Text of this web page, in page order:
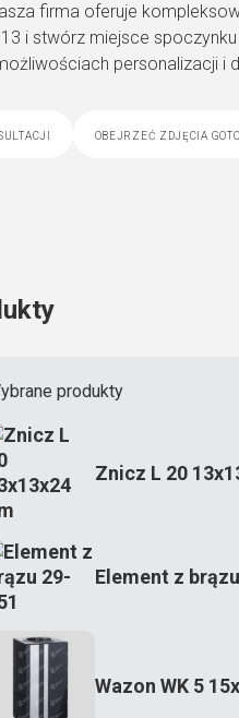
firma oferuje
i stwórz miejsce spoczynku
personalizacji i
obejrzeć zdjęcia
produkty
Znicz L 20
Element z
Wazon WK 5